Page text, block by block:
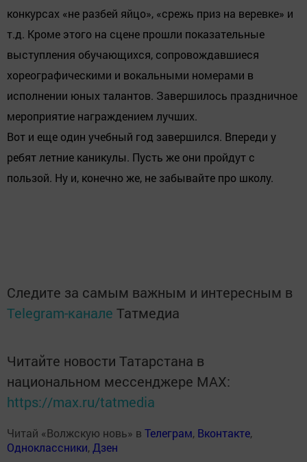
конкурсах «не разбей яйцо», «срежь приз на веревке» и
т.д. Кроме этого на сцене прошли показательные
выступления обучающихся, сопровождавшиеся
хореографическими и вокальными номерами в
исполнении юных талантов. Завершилось праздничное
мероприятие награждением лучших.
Вот и еще один учебный год завершился. Впереди у
ребят летние каникулы. Пусть же они пройдут с
пользой. Ну и, конечно же, не забывайте про школу.
Следите за самым важным и интересным в
Telegram-канале Татмедиа
Читайте новости Татарстана в
национальном мессенджере MАХ:
https://max.ru/tatmedia
Читай «Волжскую новь» в Телеграм, Вконтакте,
Одноклассники, Дзен